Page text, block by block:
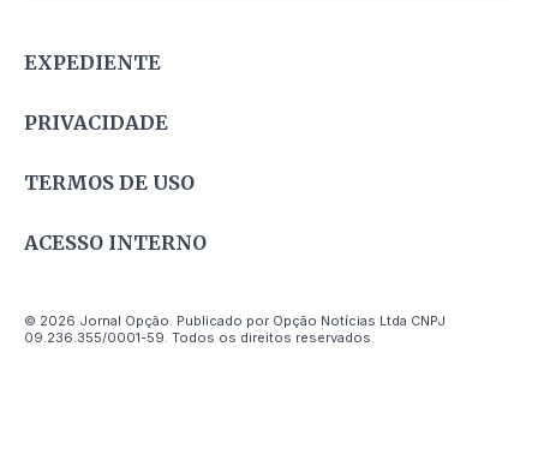
EXPEDIENTE
PRIVACIDADE
TERMOS DE USO
ACESSO INTERNO
© 2026 Jornal Opção. Publicado por Opção Notícias Ltda CNPJ
09.236.355/0001-59. Todos os direitos reservados.